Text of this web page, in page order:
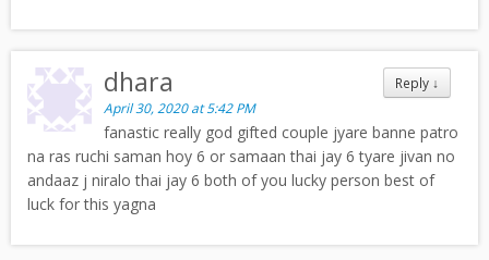
Reply ↓
dhara
April 30, 2020 at 5:42 PM
fanastic really god gifted couple jyare banne patro
na ras ruchi saman hoy 6 or samaan thai jay 6 tyare jivan no
andaaz j niralo thai jay 6 both of you lucky person best of
luck for this yagna